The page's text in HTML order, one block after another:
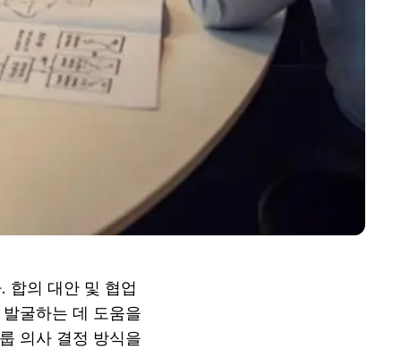
합의 대안 및 협업
굴하는 데 도움을
의사 결정 방식을